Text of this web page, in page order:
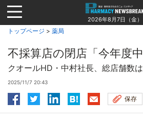
Jump
to
navigation
2026年8月7日（金）
トップページ > 薬局
不採算店の閉店「今年度中
クオールHD・中村社長、総店舗数
2025/11/7 20:43
保存